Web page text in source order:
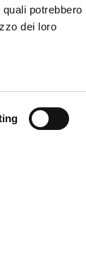
potrebbero
dei loro